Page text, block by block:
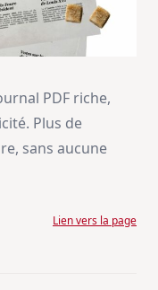
PDF riche,
Plus de
sans aucune
Lien vers la page